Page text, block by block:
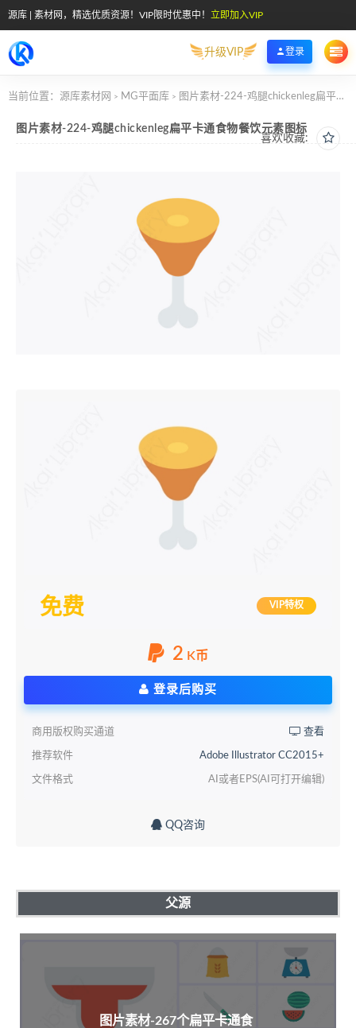
源库 | 素材网，精选优质资源！VIP限时优惠中！ 立即加入VIP
升级VIP 登录
当前位置： 源库素材网 > MG平面库 > 图片素材-224-鸡腿chickenleg扁平卡通食物餐饮元素图标
喜欢收藏:
图片素材-224-鸡腿chickenleg扁平卡通食物餐饮元素图标
免费 VIP特权
2 K币
登录后购买
商用版权购买通道 查看
推荐软件 Adobe Illustrator CC2015+
文件格式 AI或者EPS(AI可打开编辑)
QQ咨询
父源
图片素材-267个扁平卡通食